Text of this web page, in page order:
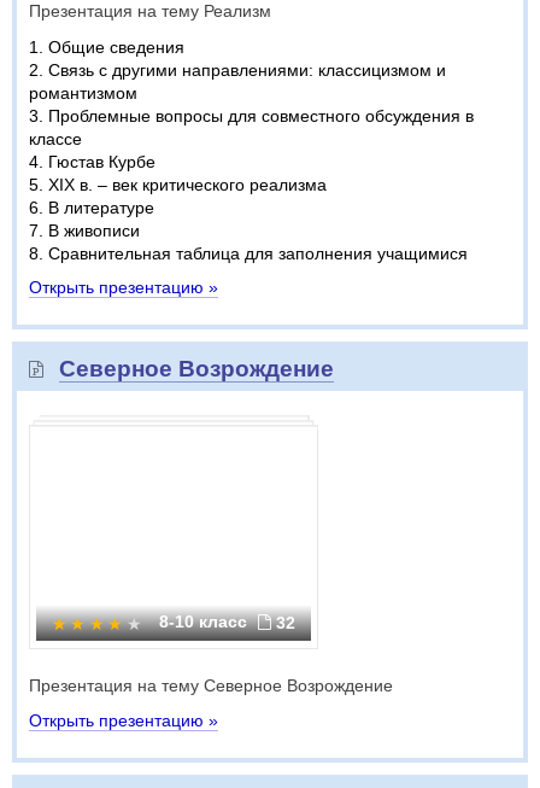
Презентация на тему Реализм
1. Общие сведения
2. Связь с другими направлениями: классицизмом и
романтизмом
3. Проблемные вопросы для совместного обсуждения в
классе
4. Гюстав Курбе
5. XIX в. – век критического реализма
6. В литературе
7. В живописи
8. Сравнительная таблица для заполнения учащимися
Открыть презентацию »
Северное Возрождение
8-10 класс 32
Презентация на тему Северное Возрождение
Открыть презентацию »